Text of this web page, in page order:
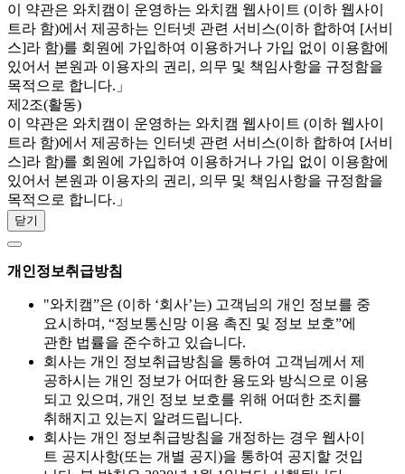
이 약관은 와치캠이 운영하는 와치캠 웹사이트 (이하 웹사이
트라 함)에서 제공하는 인터넷 관련 서비스(이하 합하여 [서비
스]라 함)를 회원에 가입하여 이용하거나 가입 없이 이용함에
있어서 본원과 이용자의 권리, 의무 및 책임사항을 규정함을
목적으로 합니다.」
제2조(활동)
이 약관은 와치캠이 운영하는 와치캠 웹사이트 (이하 웹사이
트라 함)에서 제공하는 인터넷 관련 서비스(이하 합하여 [서비
스]라 함)를 회원에 가입하여 이용하거나 가입 없이 이용함에
있어서 본원과 이용자의 권리, 의무 및 책임사항을 규정함을
목적으로 합니다.」
닫기
개인정보취급방침
"와치캠”은 (이하 ‘회사’는) 고객님의 개인 정보를 중
요시하며, “정보통신망 이용 촉진 및 정보 보호”에
관한 법률을 준수하고 있습니다.
회사는 개인 정보취급방침을 통하여 고객님께서 제
공하시는 개인 정보가 어떠한 용도와 방식으로 이용
되고 있으며, 개인 정보 보호를 위해 어떠한 조치를
취해지고 있는지 알려드립니다.
회사는 개인 정보취급방침을 개정하는 경우 웹사이
트 공지사항(또는 개별 공지)을 통하여 공지할 것입